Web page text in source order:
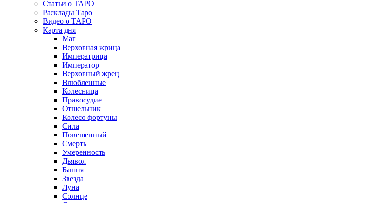
Статьи о ТАРО
Расклады Таро
Видео о ТАРО
Карта дня
Маг
Верховная жрица
Императрица
Император
Верховный жрец
Влюбленные
Колесница
Правосудие
Отшельник
Колесо фортуны
Сила
Повешенный
Смерть
Умеренность
Дьявол
Башня
Звезда
Луна
Солнце